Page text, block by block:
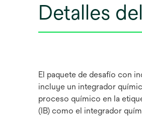
Detalles
El paquete de desafío con
incluye un integrador
proceso químico en la
(IB) como el integrador